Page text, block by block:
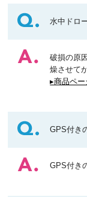
水中ドロ
破損の原
燥させて
▸商品ペー
GPS付き
GPS付き